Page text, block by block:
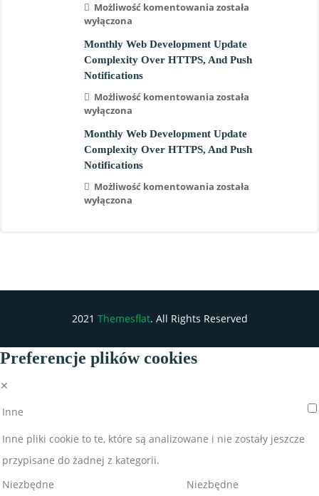
Możliwość komentowania została
wyłączona
Monthly Web Development Update
Complexity Over HTTPS, And Push
Notifications
Możliwość komentowania została
wyłączona
Monthly Web Development Update
Complexity Over HTTPS, And Push
Notifications
Możliwość komentowania została
wyłączona
2021 Themesflat. All Rights Reserved
Preferencje plików cookies
✕
Inne
Inne pliki cookie to te, które są analizowane i nie zostały jeszcze
przypisane do żadnej z kategorii.
Niezbędne
Niezbędne